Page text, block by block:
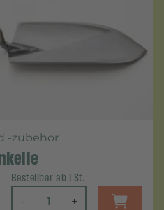
-zubehör
Bestellbar ab 1 St.
- +